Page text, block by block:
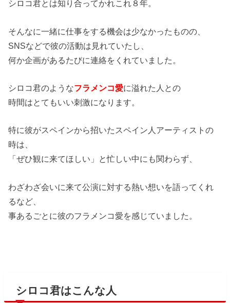
シロコ君とは知り合ってかれこれ８年。
そんなに一緒に仕事をする機会は少なかったものの、
SNSなどで彼の活動は見れていたし、
何か企画があるたびに連絡をくれていました。
シロコ君のようなフラメンコ愛に溢れた人との
時間はとてもいい刺激になります。
特に彼がスペインから招いたスペイン人アーティストの
時は、
「ぜひ観に来てほしい」と忙しい中にも関わらず、
わざわざ会いに来て公演に対する熱い想いを語ってくれ
るなど、
事あるごとに彼のフラメンコ愛を感じていました。
シロコ君はこんな人